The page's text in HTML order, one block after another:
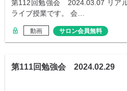
第112回勉強会 2024.03.07 リア
ライブ授業です。 会…
動画 サロン会員無料
第111回勉強会 2024.02.29